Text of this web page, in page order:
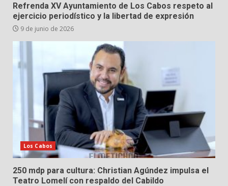
Refrenda XV Ayuntamiento de Los Cabos respeto al
ejercicio periodístico y la libertad de expresión
9 de junio de 2026
Los Cabos
250 mdp para cultura: Christian Agúndez impulsa el
Teatro Lomelí con respaldo del Cabildo